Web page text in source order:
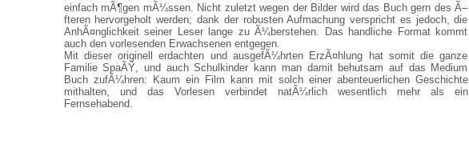
einfach mÃ¶gen mÃ¼ssen. Nicht zuletzt wegen der Bilder wird das Buch gern des Ã–
fteren hervorgeholt werden; dank der robusten Aufmachung verspricht es jedoch, die
AnhÃ¤nglichkeit seiner Leser lange zu Ã¼berstehen. Das handliche Format kommt
auch den vorlesenden Erwachsenen entgegen.
Mit dieser originell erdachten und ausgefÃ¼hrten ErzÃ¤hlung hat somit die ganze
Familie SpaÃŸ, und auch Schulkinder kann man damit behutsam auf das Medium
Buch zufÃ¼hren: Kaum ein Film kann mit solch einer abenteuerlichen Geschichte
mithalten, und das Vorlesen verbindet natÃ¼rlich wesentlich mehr als ein
Fernsehabend.